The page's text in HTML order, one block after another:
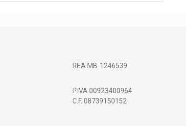
REA MB-1246539
P.IVA 00923400964
C.F. 08739150152